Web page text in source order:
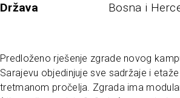
Država
Bosna i
Predloženo rješenje zgrade novog
Sarajevu objedinjuje sve sadržaje i
tretmanom pročelja. Zgrada ima